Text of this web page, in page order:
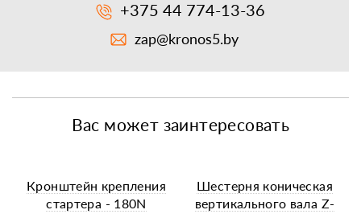
+375 44 774-13-36
zap@kronos5.by
Вас может заинтересовать
Кронштейн крепления
стартера - 180N
Шестерня коническая
вертикального вала Z-